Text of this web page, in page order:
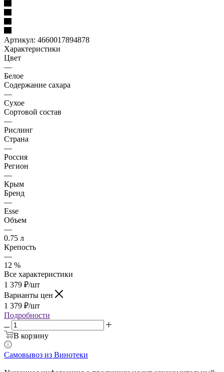
Артикул: 4660017894878
Характеристики
Цвет
—
Белое
Содержание сахара
—
Сухое
Сортовой состав
—
Рислинг
Страна
—
Россия
Регион
—
Крым
Бренд
—
Esse
Объем
—
0.75 л
Крепость
—
12 %
Все характеристики
1 379 ₽/шт
Варианты цен
1 379 ₽/шт
Подробности
В корзину
Самовывоз из Винотеки